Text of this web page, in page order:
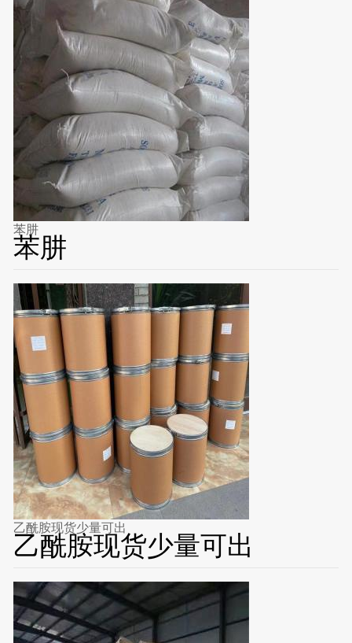
苯肼
苯肼
乙酰胺现货少量可出
乙酰胺现货少量可出